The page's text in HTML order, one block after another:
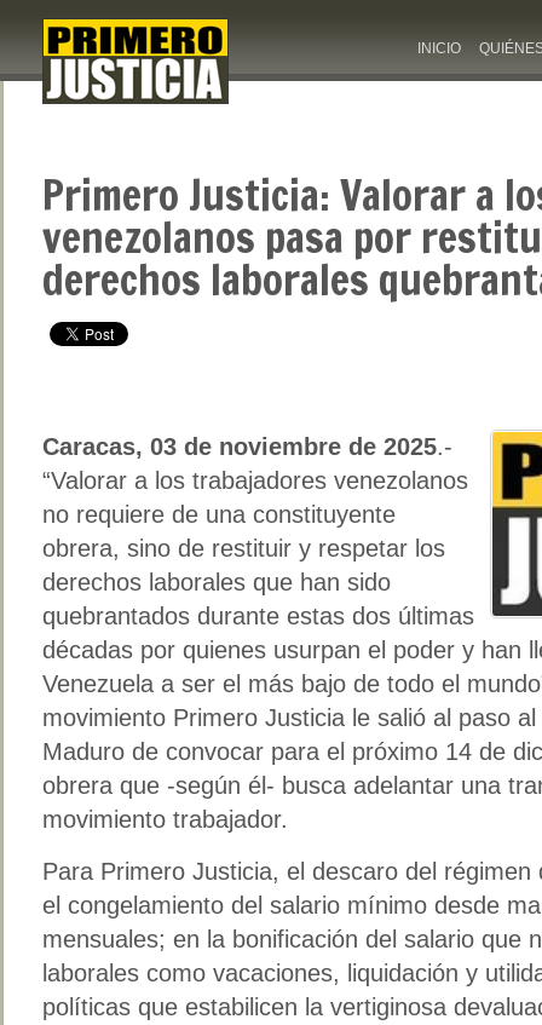
INICIO
Primero Justicia: Valorar a
venezolanos pasa por
derechos laborales
Caracas, 03 de noviembre de 2025.-
“Valorar a los trabajadores venezolanos
no requiere de una constituyente
obrera, sino de restituir y respetar los
derechos laborales que han sido
quebrantados durante estas dos últimas
décadas por quienes usurpan el poder y han
Venezuela a ser el más bajo de todo el
movimiento Primero Justicia le salió al paso
Maduro de convocar para el próximo 14 de
obrera que -según él- busca adelantar una
movimiento trabajador.
Para Primero Justicia, el descaro del
el congelamiento del salario mínimo desde
mensuales; en la bonificación del salario que
laborales como vacaciones, liquidación y
políticas que estabilicen la vertiginosa